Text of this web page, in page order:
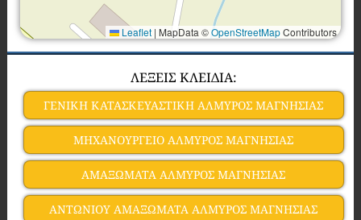
Leaflet | MapData ©OpenStreetMapContributors
ΛΕΞΕΙΣ ΚΛΕΙΔΙΑ:
ΓΕΝΙΚΗ ΚΑΤΑΣΚΕΥΑΣΤΙΚΗ ΑΛΜΥΡΟΣ ΜΑΓΝΗΣΙΑΣ
ΜΗΧΑΝΟΥΡΓΕΙΟ ΑΛΜΥΡΟΣ ΜΑΓΝΗΣΙΑΣ
ΑΜΑΞΩΜΑΤΑ ΑΛΜΥΡΟΣ ΜΑΓΝΗΣΙΑΣ
ΑΝΤΩΝΙΟΥ ΑΜΑΞΩΜΑΤΑ ΑΛΜΥΡΟΣ ΜΑΓΝΗΣΙΑΣ